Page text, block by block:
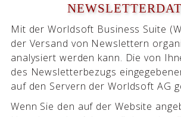
Mit der Worldsoft Business Suite
der Versand von Newslettern
analysiert werden kann. Die von
des Newsletterbezugs
auf den Servern der Worldsoft AG
Wenn Sie den auf der Website